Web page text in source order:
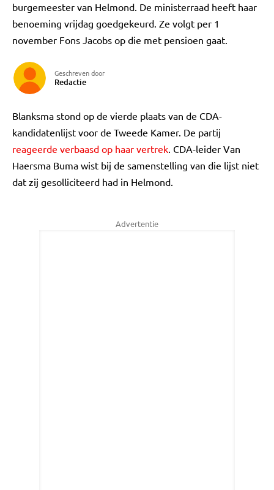
burgemeester van Helmond. De ministerraad heeft haar
benoeming vrijdag goedgekeurd. Ze volgt per 1
november Fons Jacobs op die met pensioen gaat.
Geschreven door
Redactie
Blanksma stond op de vierde plaats van de CDA-
kandidatenlijst voor de Tweede Kamer. De partij
reageerde verbaasd op haar vertrek. CDA-leider Van
Haersma Buma wist bij de samenstelling van die lijst niet
dat zij gesolliciteerd had in Helmond.
Advertentie